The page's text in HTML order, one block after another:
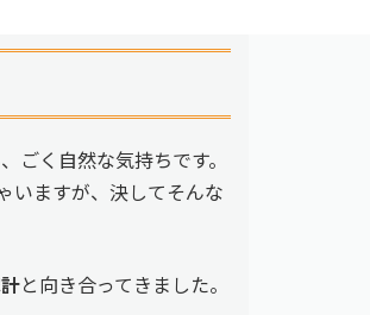
く自然な気持ちです。
いますが、決してそんな
と向き合ってきました。